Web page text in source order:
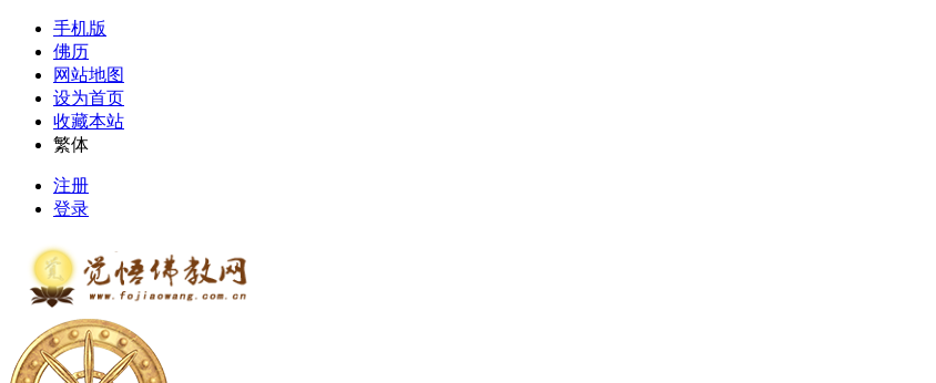
手机版
佛历
网站地图
设为首页
收藏本站
繁体
注册
登录